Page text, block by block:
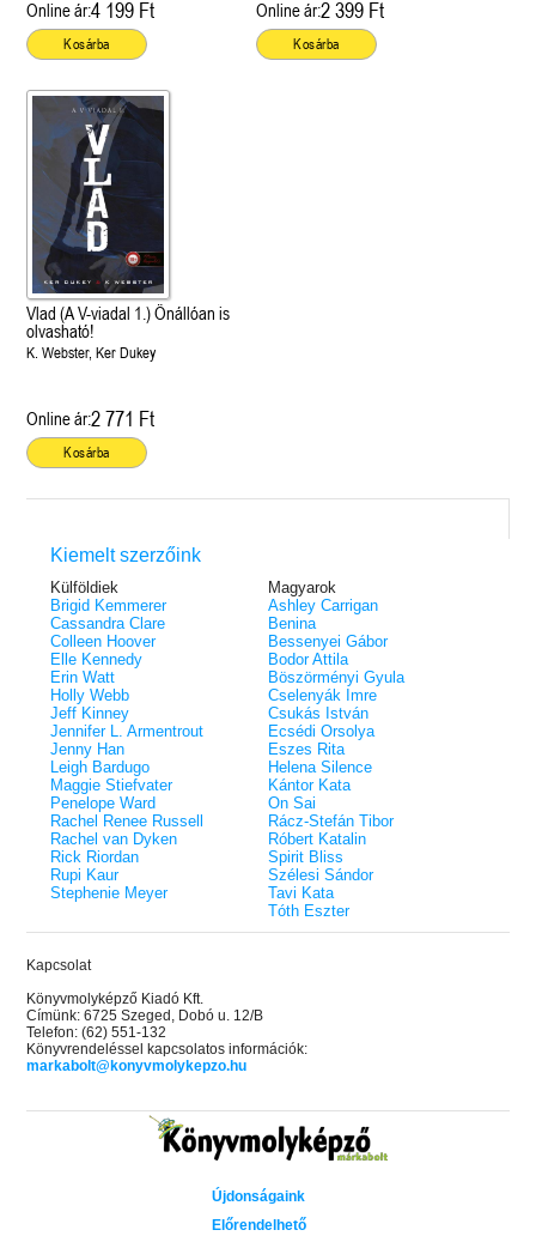
Online ár:4 199 Ft
Kosárba
Online ár:2 399 Ft
Kosárba
Vlad (A V-viadal 1.) Önállóan is
olvasható!
K. Webster, Ker Dukey
Online ár:2 771 Ft
Kosárba
Kiemelt szerzőink
Külföldiek
Brigid Kemmerer
Cassandra Clare
Colleen Hoover
Elle Kennedy
Erin Watt
Holly Webb
Jeff Kinney
Jennifer L. Armentrout
Jenny Han
Leigh Bardugo
Maggie Stiefvater
Penelope Ward
Rachel Renee Russell
Rachel van Dyken
Rick Riordan
Rupi Kaur
Stephenie Meyer
Magyarok
Ashley Carrigan
Benina
Bessenyei Gábor
Bodor Attila
Böszörményi Gyula
Cselenyák Imre
Csukás István
Ecsédi Orsolya
Eszes Rita
Helena Silence
Kántor Kata
On Sai
Rácz-Stefán Tibor
Róbert Katalin
Spirit Bliss
Szélesi Sándor
Tavi Kata
Tóth Eszter
Kapcsolat
Könyvmolyképző Kiadó Kft.
Címünk: 6725 Szeged, Dobó u. 12/B
Telefon: (62) 551-132
Könyvrendeléssel kapcsolatos információk:
markabolt@konyvmolykepzo.hu
Újdonságaink
Előrendelhető